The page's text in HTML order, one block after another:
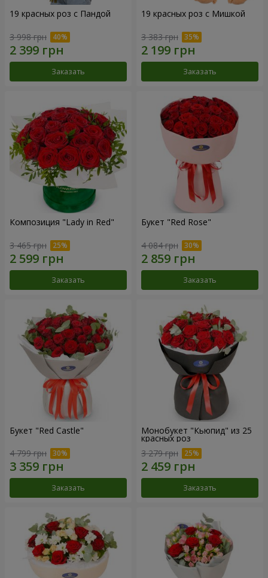
19 красных роз с Пандой
3 998 грн
Заказать
19 красных роз с Мишкой
3 383 грн
Заказать
Композиция "Lady in Red"
3 465 грн
Заказать
Букет "Red Rose"
4 084 грн
Заказать
Букет "Red Castle"
4 799 грн
Заказать
Монобукет "Кьюпид" из 25
красных роз
3 279 грн
Заказать